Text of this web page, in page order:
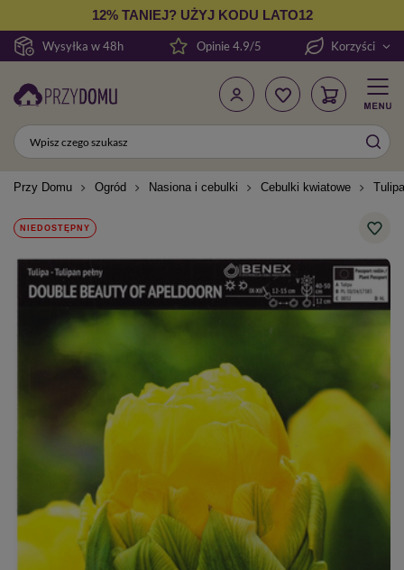
Wysyłka w 48h
12% TANIEJ? UŻYJ KODU LATO12
Opinie 4.9/5 Korzyści
Przy Domu Ogród Nasiona i cebulki Cebulki kwiatowe
NIEDOSTĘPNY